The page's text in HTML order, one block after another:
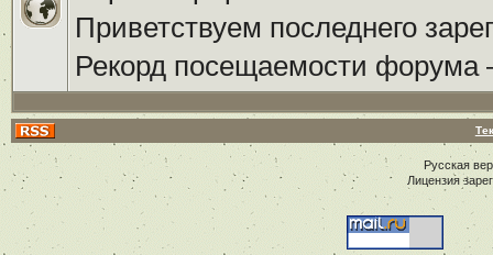
Приветствуем последнего
Рекорд посещаемости
Русская
Лицензия